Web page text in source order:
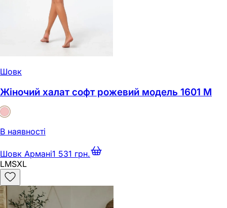
Шовк
Жіночий халат софт рожевий модель 1601 M
В наявності
Шовк Армані1 531 грн.
LMSXL